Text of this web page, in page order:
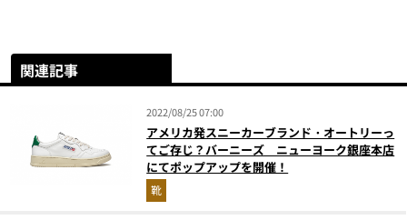
関連記事
2022/08/25 07:00
アメリカ発スニーカーブランド・オートリーっ
てご存じ？バーニーズ ニューヨーク銀座本店
にてポップアップを開催！
靴